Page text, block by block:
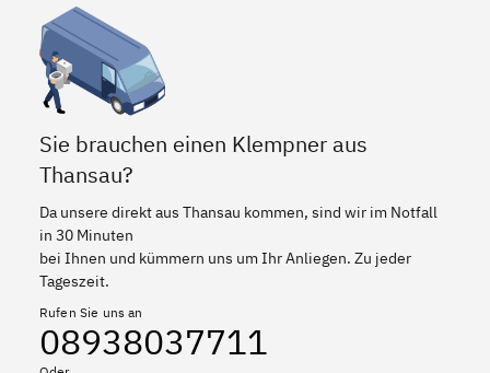
Sie brauchen einen Klempner aus
Thansau?
Da unsere direkt aus Thansau kommen, sind wir im Notfall
in 30 Minuten
bei Ihnen und kümmern uns um Ihr Anliegen. Zu jeder
Tageszeit.
Rufen Sie uns an
08938037711